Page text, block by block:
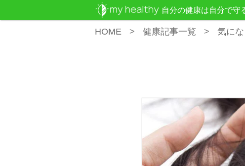
HOME 健康記事一覧 気に
自分の健康は自分で守